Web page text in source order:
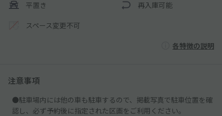
平置き 再入庫可能
スペース変更不可
各特徴の説明
注意事項
●駐車場内には他の車も駐車するので、掲載写真で駐車位置を確
認し、必ず予約後に指定された区画をご利用ください。